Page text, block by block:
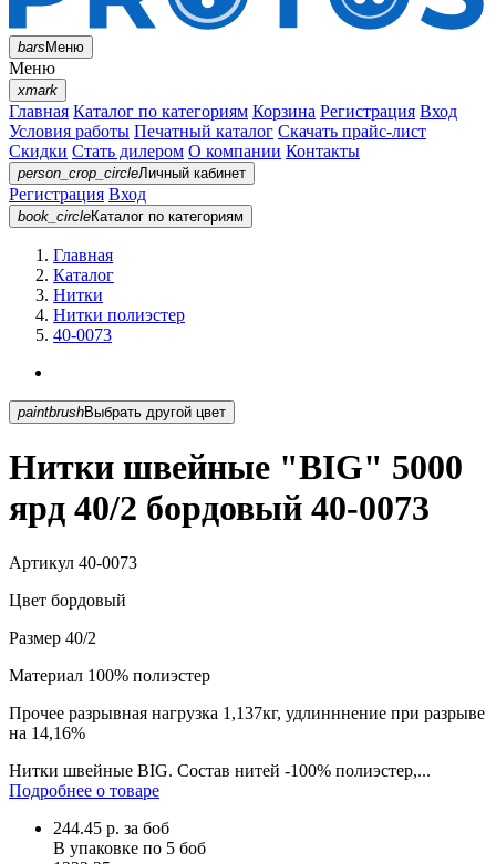
barsМеню
Меню
xmark
Главная Каталог по категориям Корзина Регистрация Вход
Условия работы Печатный каталог Скачать прайс-лист
Скидки Стать дилером О компании Контакты
person_crop_circleЛичный кабинет
Регистрация Вход
book_circleКаталог по категориям
Главная
Каталог
Нитки
Нитки полиэстер
40-0073
paintbrush Выбрать другой цвет
Нитки швейные "BIG" 5000
ярд 40/2 бордовый 40-0073
Артикул 40-0073
Цвет бордовый
Размер 40/2
Материал 100% полиэстер
Прочее разрывная нагрузка 1,137кг, удлинннение при разрыве
на 14,16%
Нитки швейные BIG. Состав нитей -100% полиэстер,...
Подробнее о товаре
244.45 р. за боб
В упаковке по 5 боб